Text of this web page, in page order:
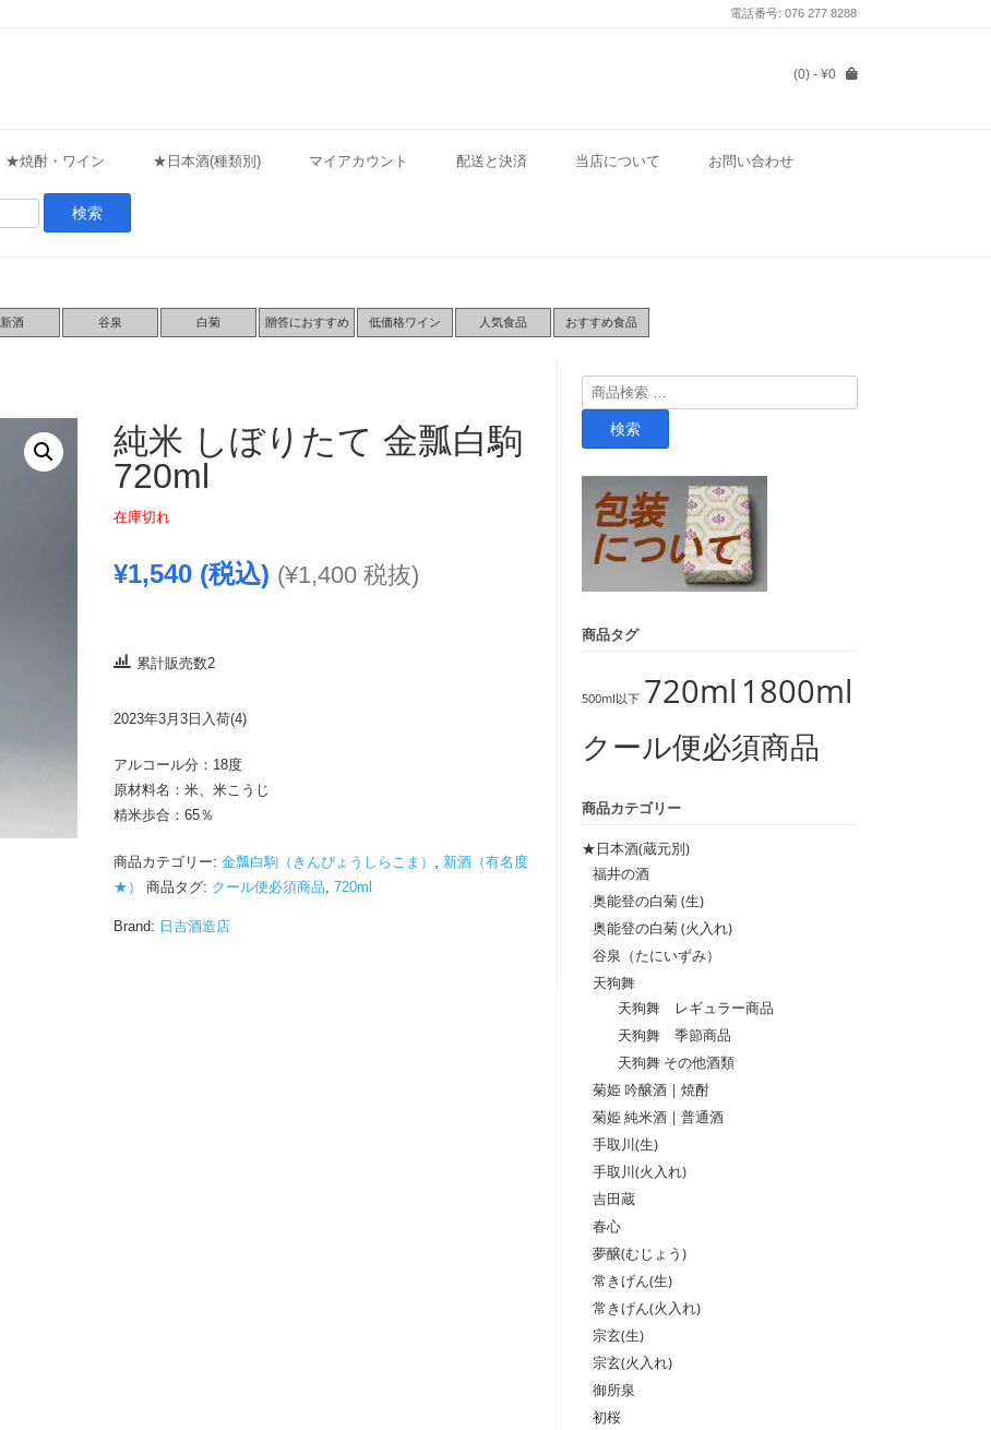
電話番号: 076 277 8288
(0) - ¥0
★焼酎・ワイン ★日本酒(種類別) マイアカウント 配送と決済 当店について お問い合わせ
新酒 谷泉 白菊 贈答におすすめ 低価格ワイン 人気食品 おすすめ食品
純米 しぼりたて 金瓢白駒
720ml
在庫切れ
¥1,540(税込) (¥1,400税抜)
累計販売数2
2023年3月3日入荷(4)
アルコール分：18度
原材料名：米、米こうじ
精米歩合：65％
商品カテゴリー: 金瓢白駒（きんぴょうしらこま）
新酒（有名度
★）
商品タグ: クール便必須商品 720ml
Brand: 日吉酒造店
検
索
検索
商品タグ
500ml以下 720ml 1800ml
クール便必須商品
商品カテゴリー
★日本酒(蔵元別)
福井の酒
奥能登の白菊 (生)
奥能登の白菊 (火入れ)
谷泉（たにいずみ）
天狗舞
天狗舞 レギュラー商品
天狗舞 季節商品
天狗舞 その他酒類
菊姫 吟醸酒 | 焼酎
菊姫 純米酒 | 普通酒
手取川(生)
手取川(火入れ)
吉田蔵
春心
夢醸(むじょう)
常きげん(生)
常きげん(火入れ)
宗玄(生)
宗玄(火入れ)
御所泉
初桜